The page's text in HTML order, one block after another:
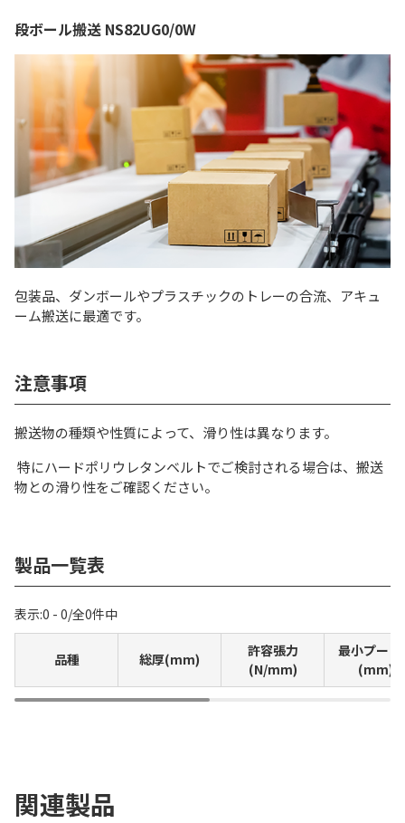
段ボール搬送 NS82UG0/0W
包装品、ダンボールやプラスチックのトレーの合流、アキュ
ーム搬送に最適です。
注意事項
搬送物の種類や性質によって、滑り性は異なります。
特にハードポリウレタンベルトでご検討される場合は、搬送
物との滑り性をご確認ください。
製品一覧表
表示:0 - 0/全0件中
品種 総厚(mm)
許容張力
(N/mm)
最小プーリ
(mm)
関連製品